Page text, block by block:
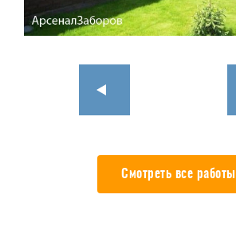
Смотреть все работы